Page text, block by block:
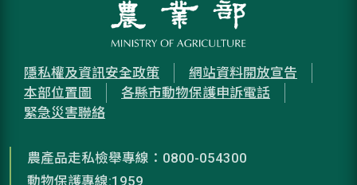
隱私權及資訊安全政策
網站資料開放宣告
本部位置圖
各縣市動物保護申訴電話
緊急災害聯絡
農產品走私檢舉專線：0800-054300
動物保護專線:1959